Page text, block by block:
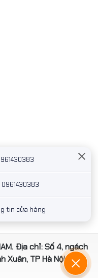
thanh toán công ty
Địa chỉ: Số 4, ngách
TP Hà Nội, Việt
tin cửa hàng